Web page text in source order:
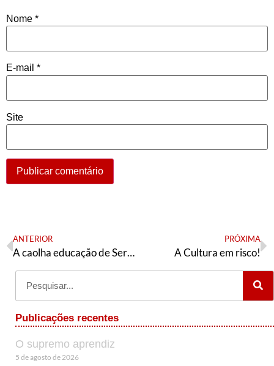
Nome *
E-mail *
Site
ANTERIOR
A caolha educação de Sergipe vista pelos óculos do Governador
PRÓXIMA
A Cultura em risco!
Publicações recentes
O supremo aprendiz
5 de agosto de 2026